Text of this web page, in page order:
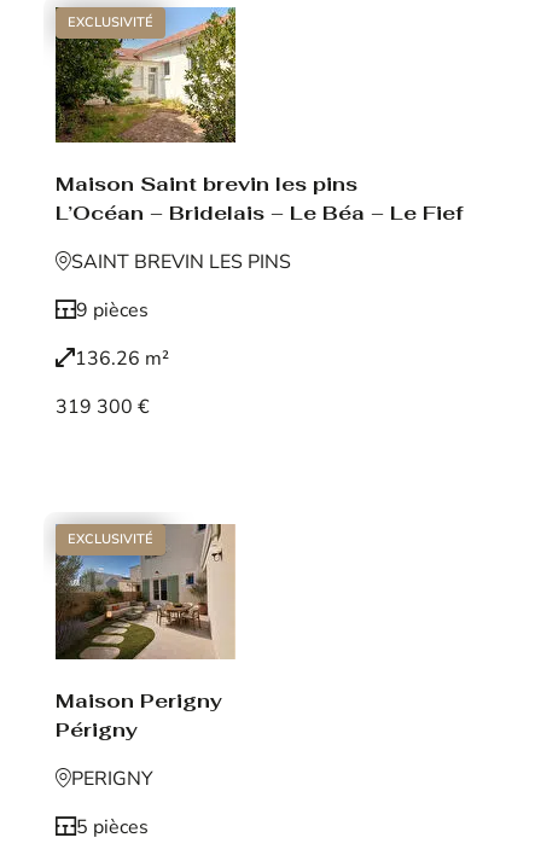
EXCLUSIVITÉ
Maison Saint brevin les pins
L’Océan – Bridelais – Le Béa – Le Fief
SAINT BREVIN LES PINS
9 pièces
136.26 m²
319 300 €
EXCLUSIVITÉ
Maison Perigny
Périgny
PERIGNY
5 pièces